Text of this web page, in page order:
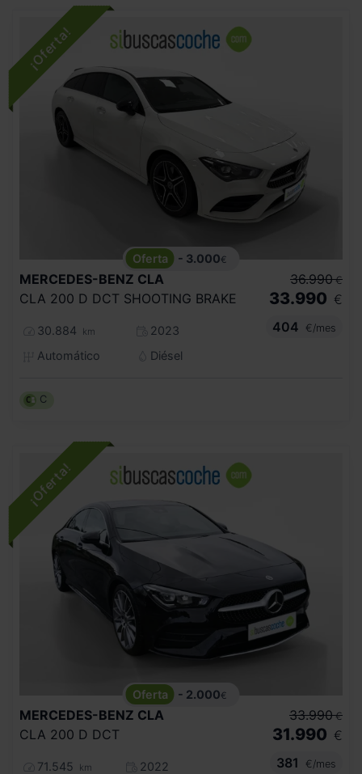
- 3.000€
MERCEDES-BENZ CLA
CLA 200 D DCT SHOOTING BRAKE
30.884 km
2023
Automático
Diésel
36.990 €
33.990 €
404
€/mes
C
- 2.000€
MERCEDES-BENZ CLA
CLA 200 D DCT
71.545 km
2022
33.990 €
31.990 €
381
€/mes